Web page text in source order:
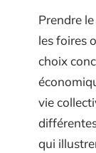
Prendre
les foires
choix
vie
qui